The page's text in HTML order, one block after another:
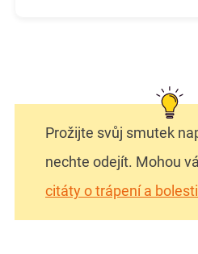
Prožijte svůj smutek
nechte odejít. Mohou
citáty o trápení a bolesti